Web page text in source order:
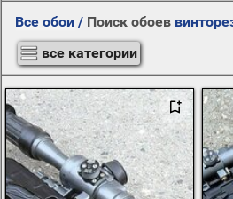
Все обои / Поиск обоев
все категории